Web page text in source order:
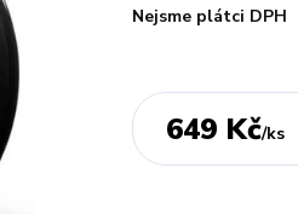
Nejsme plátci DPH
649 Kč/ks